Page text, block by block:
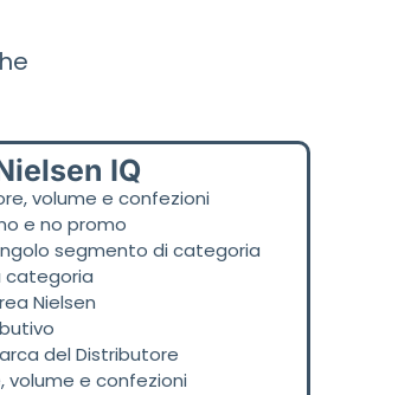
IQ
volume e confezioni
e no promo
segmento di categoria
categoria
Nielsen
del Distributore
volume e confezioni